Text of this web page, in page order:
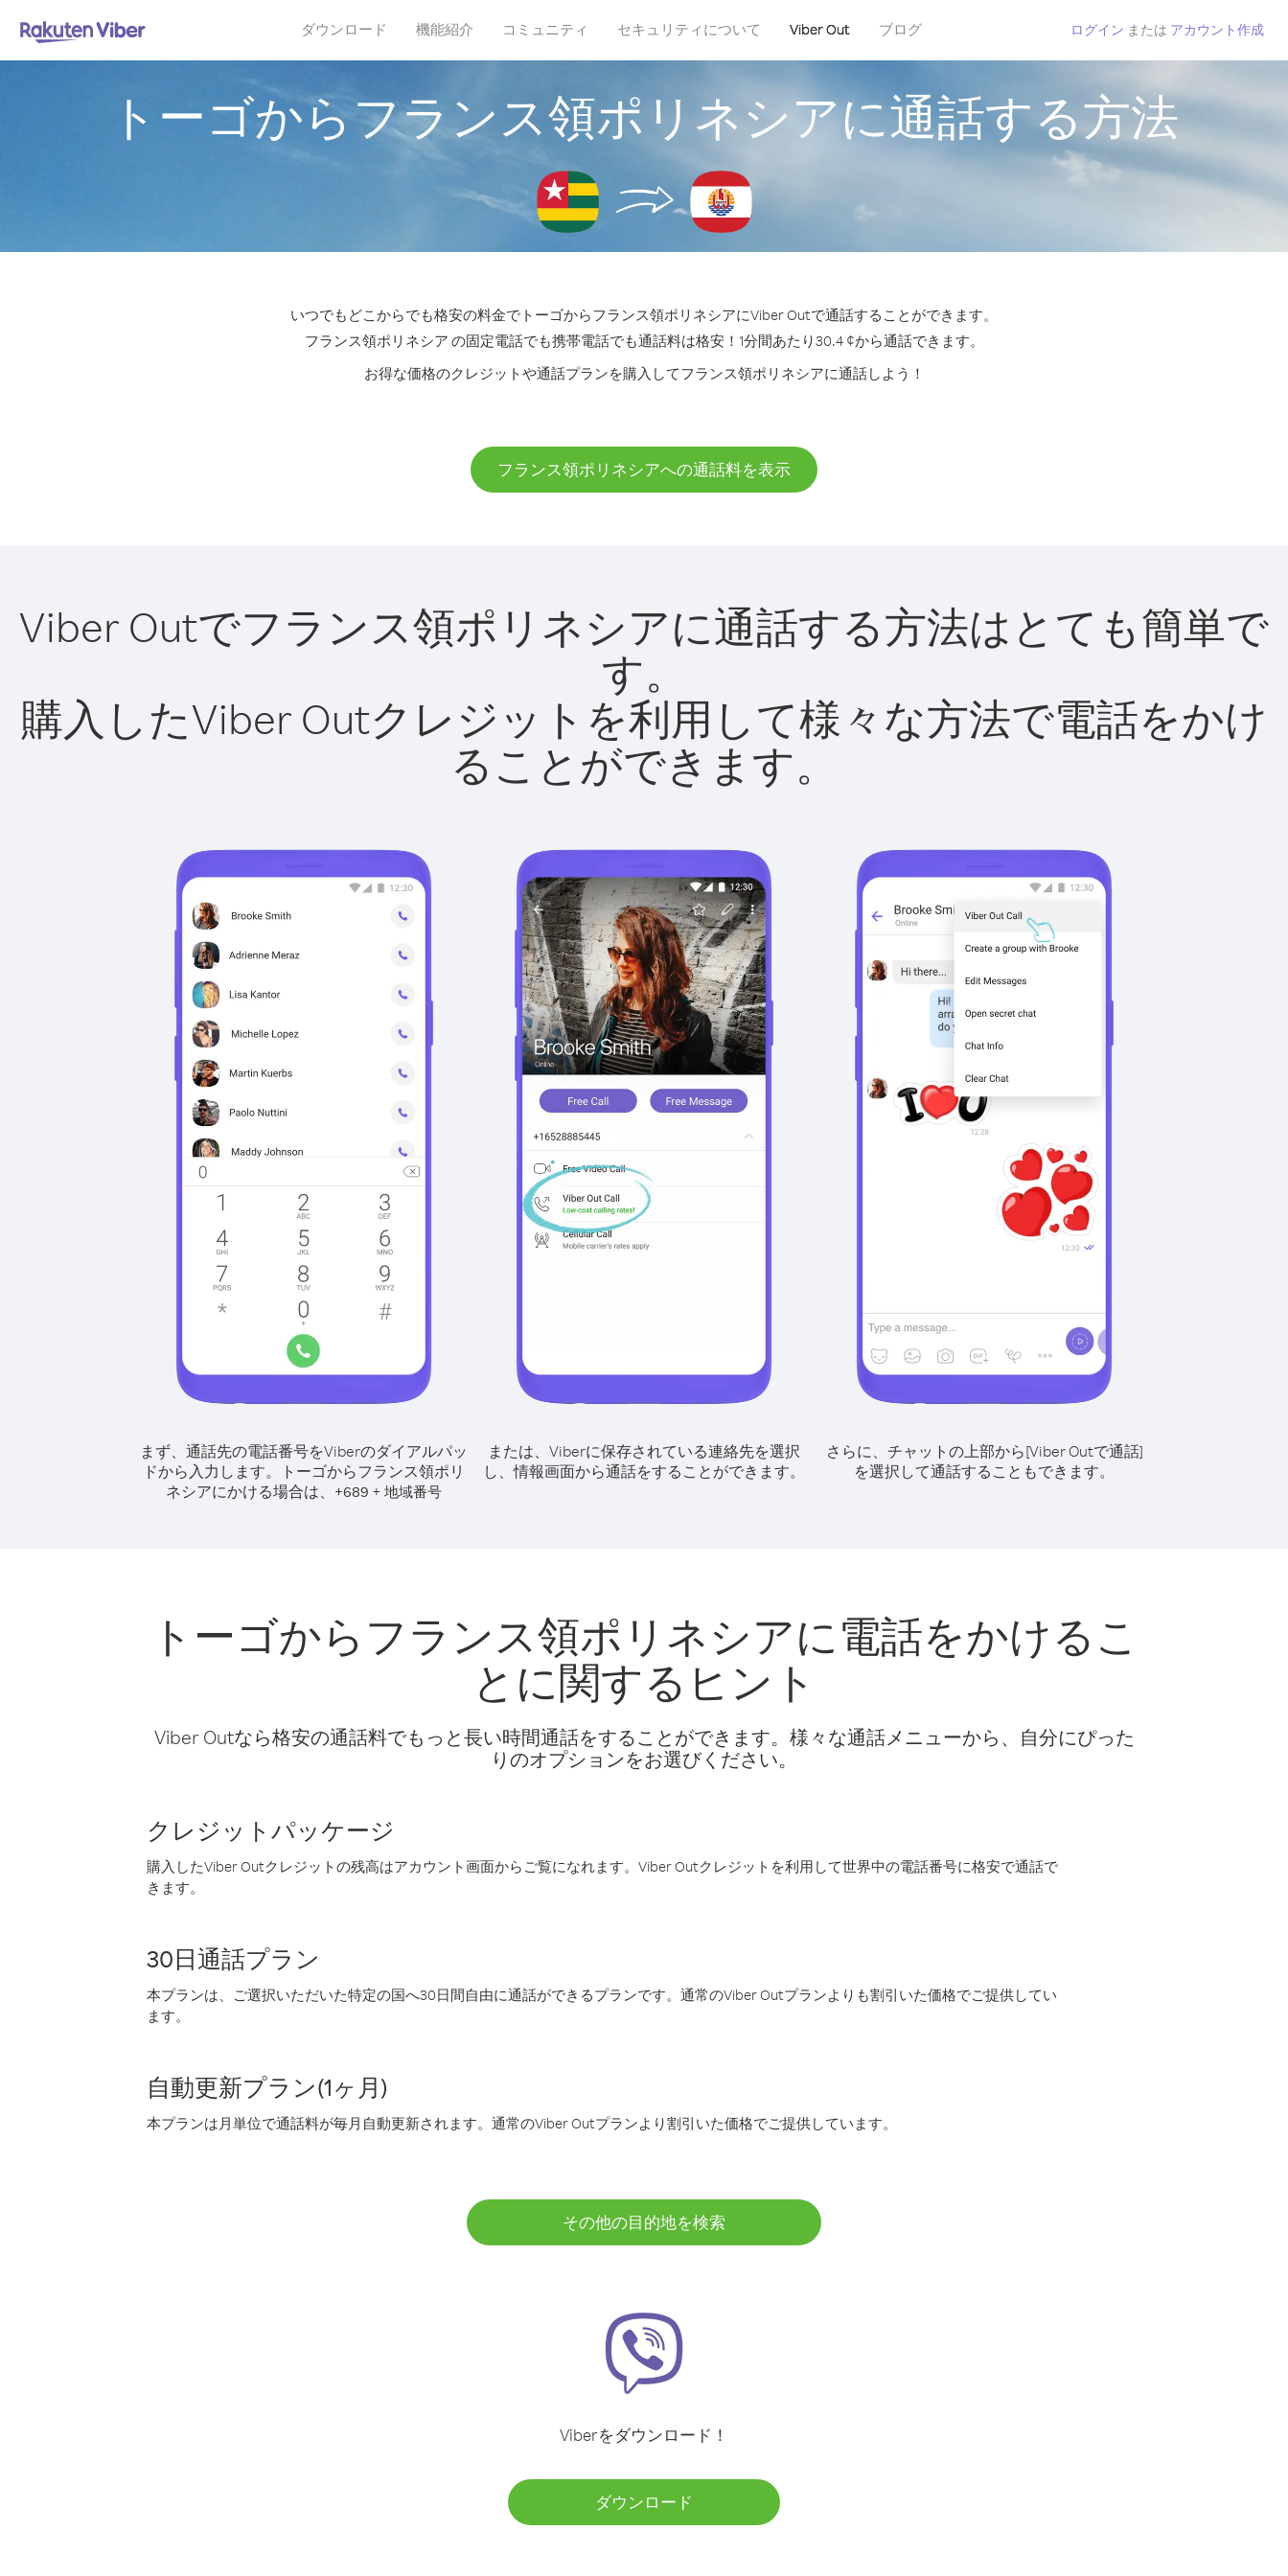
ダウンロード 機能紹介 コミュニティ セキュリティについて Viber Out ブログ ログイン または アカウント作成
トーゴからフランス領ポリネシアに通話する方法
いつでもどこからでも格安の料金でトーゴからフランス領ポリネシアにViber Outで通話することができます。
フランス領ポリネシア の固定電話でも携帯電話でも通話料は格安！1分間あたり30.4 ¢から通話できます。
お得な価格のクレジットや通話プランを購入してフランス領ポリネシアに通話しよう！
フランス領ポリネシアへの通話料を表示
Viber Outでフランス領ポリネシアに通話する方法はとても簡単で
す。
購入したViber Outクレジットを利用して様々な方法で電話をかけ
ることができます。
まず、通話先の電話番号をViberのダイアルパッ
ドから入力します。
トーゴからフランス領ポリ
ネシアにかける場合は、 +689 + 地域番号
または、Viberに保存されている連絡先を選択
し、情報画面から通話をすることができます。
さらに、チャットの上部から[Viber Outで通話]
を選択して通話することもできます。
トーゴからフランス領ポリネシアに電話をかけるこ
とに関するヒント
Viber Outなら格安の通話料でもっと長い時間通話をすることができます。様々な通話メニューから、自分にぴった
りのオプションをお選びください。
クレジットパッケージ
購入したViber Outクレジットの残高はアカウント画面からご覧になれます。Viber Outクレジットを利用して世界中の電話番号に格安で通話で
きます。
30日通話プラン
本プランは、ご選択いただいた特定の国へ30日間自由に通話ができるプランです。通常のViber Outプランよりも割引いた価格でご提供してい
ます。
自動更新プラン(1ヶ月)
本プランは月単位で通話料が毎月自動更新されます。通常のViber Outプランより割引いた価格でご提供しています。
その他の目的地を検索
Viberをダウンロード！
ダウンロード